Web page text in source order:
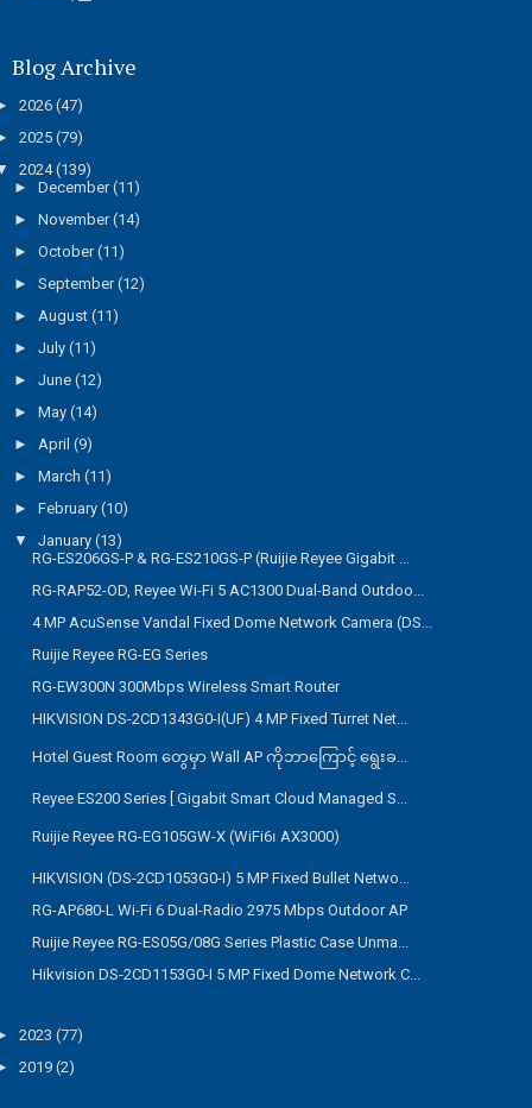
Blog Archive
2026 (47)
2025 (79)
2024(139)
► December(11)
► November(14)
► October(11)
► September(12)
► August (11)
► July (11)
► June (12)
► May (14)
► April (9)
► March (11)
► February (10)
▼ January (13)
RG-ES206GS-P & RG-ES210GS-P (Ruijie Reyee Gigabit ...
RG-RAP52-OD, Reyee Wi-Fi 5 AC1300 Dual-Band Outdoo...
4 MP AcuSense Vandal Fixed Dome Network Camera (DS...
Ruijie Reyee RG-EG Series
RG-EW300N 300Mbps Wireless Smart Router
HIKVISION DS-2CD1343G0-I(UF) 4 MP Fixed Turret Net...
Hotel Guest Room တွေမှာ Wall AP ကိုဘာကြောင့် ရွေးခ...
Reyee ES200 Series [ Gigabit Smart Cloud Managed S...
Ruijie Reyee RG-EG105GW-X (WiFi6၊ AX3000)
HIKVISION (DS-2CD1053G0-I) 5 MP Fixed Bullet Netwo...
RG-AP680-L Wi-Fi 6 Dual-Radio 2975 Mbps Outdoor AP
Ruijie Reyee RG-ES05G/08G Series Plastic Case Unma...
Hikvision DS-2CD1153G0-I 5 MP Fixed Dome Network C...
2023 (77)
2019 (2)